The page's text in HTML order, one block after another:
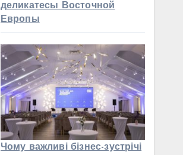
деликатесы Восточной
Европы
Чому важливі бізнес-зустрічі